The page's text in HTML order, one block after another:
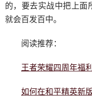
的，要去实战中把上面
就会百发百中。
阅读推荐：
王者荣耀四周年福
如何在和平精英新